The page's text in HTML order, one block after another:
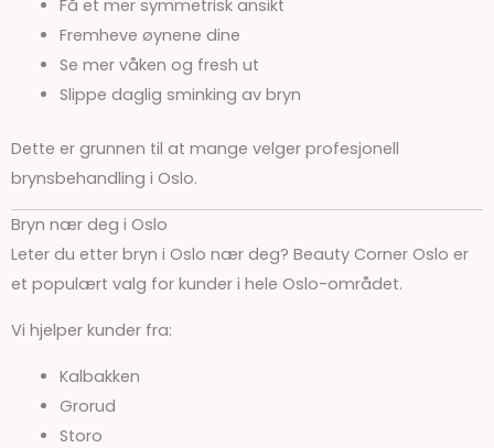
Få et mer symmetrisk ansikt
Fremheve øynene dine
Se mer våken og fresh ut
Slippe daglig sminking av bryn
Dette er grunnen til at mange velger profesjonell
brynsbehandling i Oslo.
Bryn nær deg i Oslo
Leter du etter bryn i Oslo nær deg? Beauty Corner Oslo er
et populært valg for kunder i hele Oslo-området.
Vi hjelper kunder fra:
Kalbakken
Grorud
Storo